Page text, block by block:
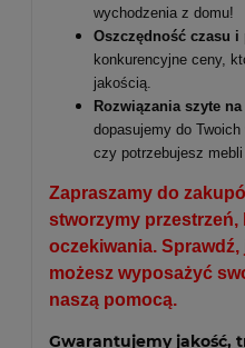
wychodzenia z domu!
Oszczędność czasu i
konkurencyjne ceny,
jakością.
Rozwiązania szyte
dopasujemy do
czy potrzebujesz mebli
Zapraszamy do
stworzymy przestrzeń,
oczekiwania. Sprawdź,
możesz wyposażyć
naszą pomocą.
Gwarantujemy jakość,